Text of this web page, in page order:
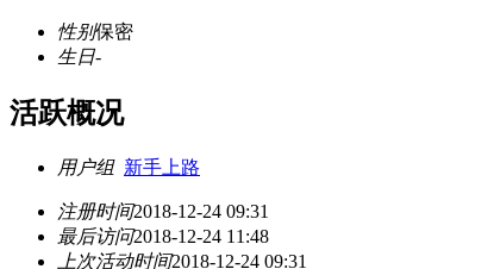
性别保密
生日-
活跃概况
用户组 新手上路
注册时间2018-12-24 09:31
最后访问2018-12-24 11:48
上次活动时间2018-12-24 09:31